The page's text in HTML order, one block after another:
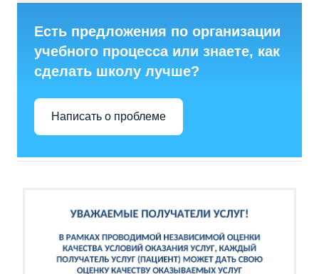
Есть предложения по организации
учебного процесса или знаете, как
сделать школу лучше?
Написать о проблеме